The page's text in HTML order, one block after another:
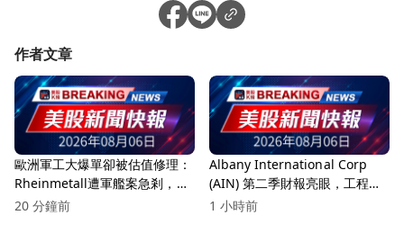
作者文章
歐洲軍工大爆單卻被估值修理：
Rheinmetall遭軍艦案急剎，防
務股進入「交貨考驗期」
20 分鐘前
Albany International Corp
(AIN) 第二季財報亮眼，工程複
合材料創新高！
1 小時前